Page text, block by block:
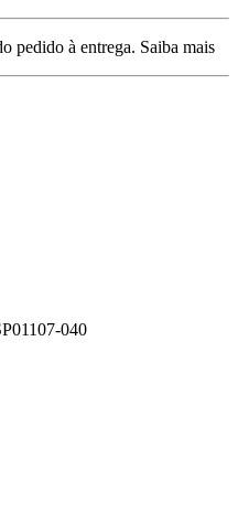
pedido à entrega. Saiba mais
01107-040